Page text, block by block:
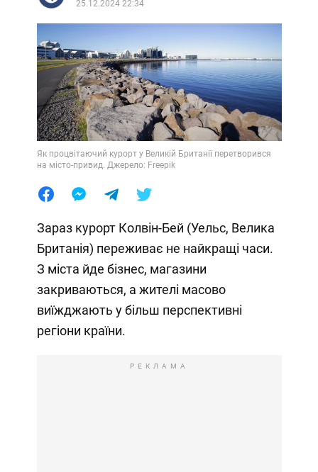
25.12.2024 22:34
Як процвітаючий курорт у Великій Британії перетворився
на місто-привид. Джерело: Freepik
Зараз курорт Колвін-Бей (Уельс, Велика
Британія) переживає не найкращі часи.
З міста йде бізнес, магазини
закриваються, а жителі масово
виїжджають у більш перспективні
регіони країни.
РЕКЛАМА